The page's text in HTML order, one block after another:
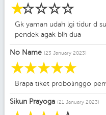
☆
☆
☆
☆
☆
Gk yaman udah lgi tidur d
pendek agak blh dua
No Name (23 January 2023)
☆
☆
☆
☆
☆
Brapa tiket probolinggo
Sikun Prayoga (21 January 2023)